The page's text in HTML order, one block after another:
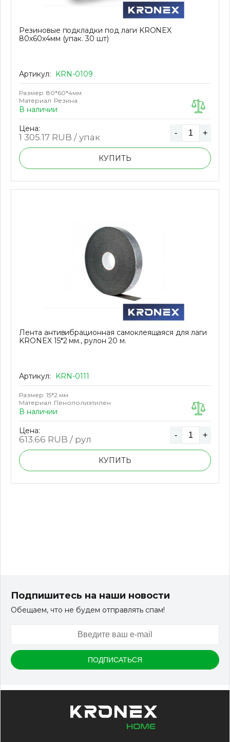
Резиновые подкладки под лаги KRONEX
80х60х4мм (упак. 30 шт)
Артикул: KRN-0109
Размер 80*60*4мм
Материал Резина
В наличии
Цена:
1 305.17 RUB / упак - +
КУПИТЬ
Лента антивибрационная самоклеящаяся для лаги
KRONEX 15*2 мм., рулон 20 м.
Артикул: KRN-0111
Размер 15*2 мм
Материал Пенополиэтилен
В наличии
Цена:
613.66 RUB / рул - +
КУПИТЬ
Подпишитесь на наши новости
Обещаем, что не будем отправлять спам!